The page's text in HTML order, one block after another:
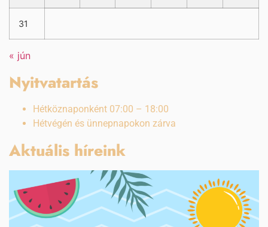
31
« jún
Nyitvatartás
Hétköznaponként 07:00 – 18:00
Hétvégén és ünnepnapokon zárva
Aktuális híreink